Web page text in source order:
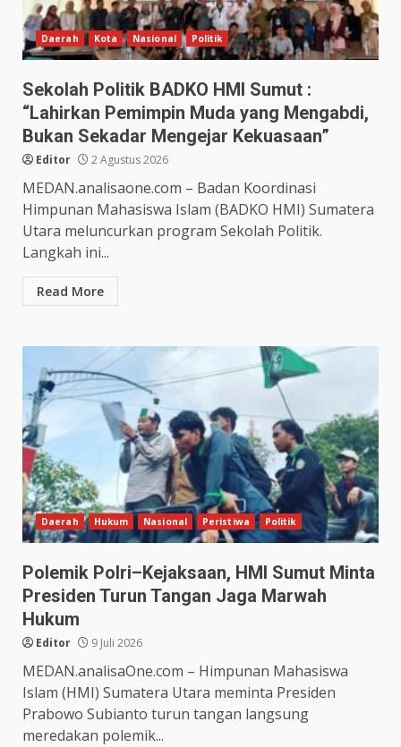
Daerah Kota Nasional Politik
Sekolah Politik BADKO HMI Sumut :
“Lahirkan Pemimpin Muda yang Mengabdi,
Bukan Sekadar Mengejar Kekuasaan”
Editor 2 Agustus 2026
MEDAN.analisaone.com – Badan Koordinasi
Himpunan Mahasiswa Islam (BADKO HMI) Sumatera
Utara meluncurkan program Sekolah Politik.
Langkah ini...
Read More
Daerah Hukum Nasional Peristiwa Politik
Polemik Polri–Kejaksaan, HMI Sumut Minta
Presiden Turun Tangan Jaga Marwah
Hukum
Editor 9 Juli 2026
MEDAN.analisaOne.com – Himpunan Mahasiswa
Islam (HMI) Sumatera Utara meminta Presiden
Prabowo Subianto turun tangan langsung
meredakan polemik...